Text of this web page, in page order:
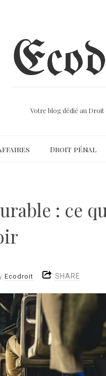
Votre blog dédié au Droit
Droit pénal
: ce
Ecodroit SHARE